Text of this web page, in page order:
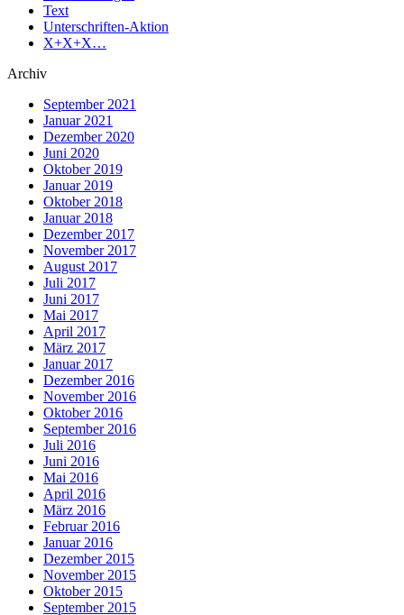
Text
Unterschriften-Aktion
X+X+X…
Archiv
September 2021
Januar 2021
Dezember 2020
Juni 2020
Oktober 2019
Januar 2019
Oktober 2018
Januar 2018
Dezember 2017
November 2017
August 2017
Juli 2017
Juni 2017
Mai 2017
April 2017
März 2017
Januar 2017
Dezember 2016
November 2016
Oktober 2016
September 2016
Juli 2016
Juni 2016
Mai 2016
April 2016
März 2016
Februar 2016
Januar 2016
Dezember 2015
November 2015
Oktober 2015
September 2015